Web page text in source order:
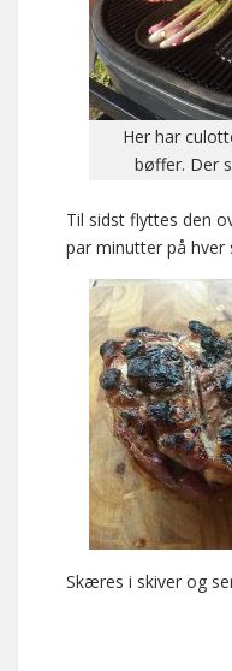
Her har
bøffer. Der
Til sidst flyttes den
par minutter på hver
Skæres i skiver og